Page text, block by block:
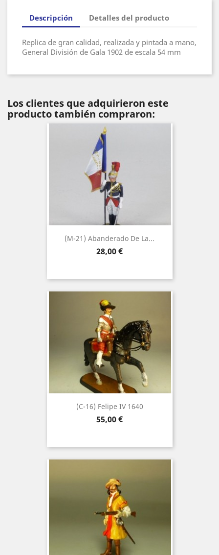
Descripción Detalles del producto
Replica de gran calidad, realizada y pintada a mano,
General División de Gala 1902 de escala 54 mm
Los clientes que adquirieron este
producto también compraron:
(M-21) Abanderado De La...
Precio
28,00 €
(C-16) Felipe IV 1640
Precio
55,00 €